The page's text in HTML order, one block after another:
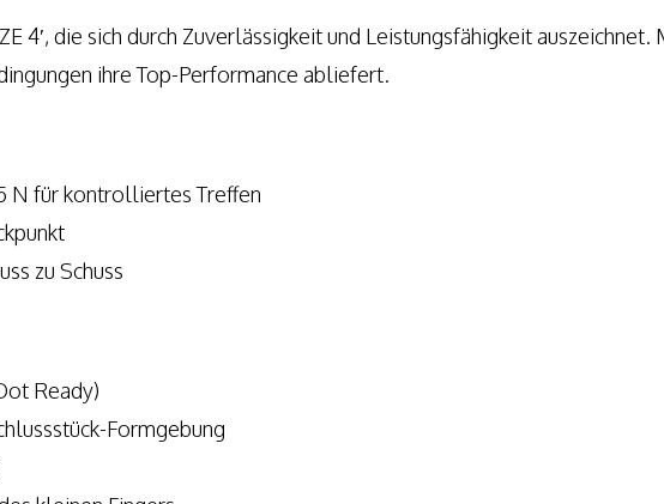
4′, die sich durch Zuverlässigkeit und Leistungsfähigkeit
ihre Top-Performance abliefert.
N für kontrolliertes Treffen
zu Schuss
Ready)
Formgebung